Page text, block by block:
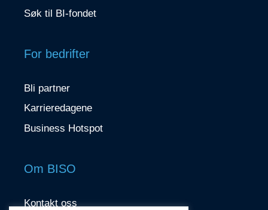
Søk til BI-fondet
For bedrifter
Bli partner
Karrieredagene
Business Hotspot
Om BISO
Kontakt oss